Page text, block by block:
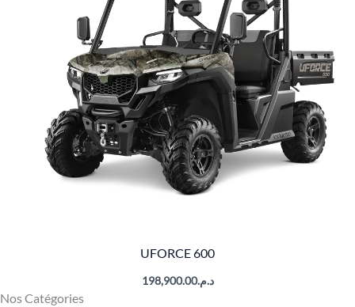
UFORCE 600
د.م.198,900.00
Nos Catégories